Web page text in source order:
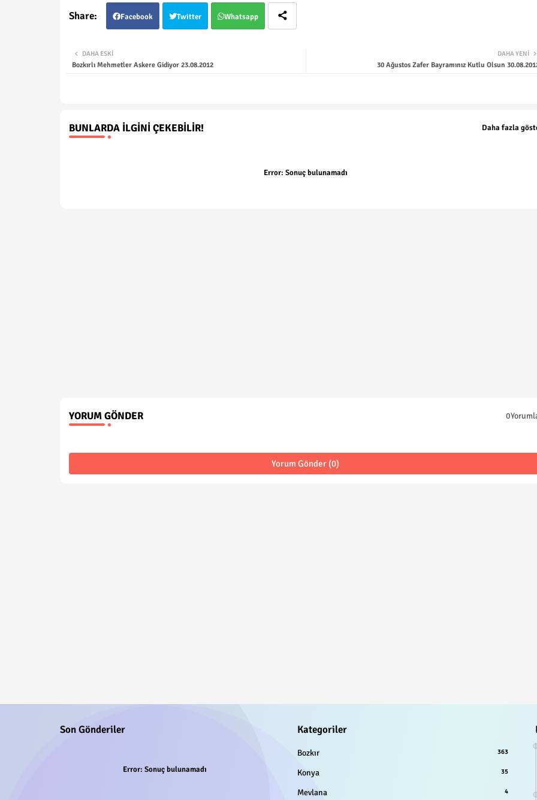
Facebook Twitter Whatsapp
DAHA YENI
30 Ağustos Zafer Bayramınız Kutlu Olsun
DAHA ESKI
Bozkırlı Mehmetler Askere Gidiyor 23.08.2012
BUNLARDA İLGINI ÇEKEBILIR! Daha fazla
Error: Sonuç bulunamadı
YORUM GÖNDER
Yorum Gönder (0)
Son Gönderiler
Error: Sonuç bulunamadı
Kategoriler
Bozkır 363
Konya 35
Mevlana 4